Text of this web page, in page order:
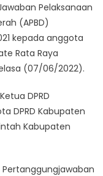
Pelaksanaan
(APBD)
kepada anggota
Rata Raya
(07/06/2022).
DPRD
DPRD Kabupaten
Kabupaten